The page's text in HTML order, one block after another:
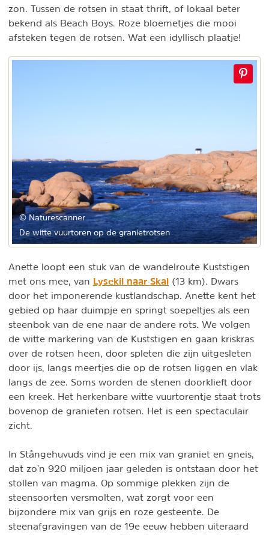
zon. Tussen de rotsen in staat thrift, of lokaal beter
bekend als Beach Boys. Roze bloemetjes die mooi
afsteken tegen de rotsen. Wat een idyllisch plaatje!
© Naturescanner
De witte vuurtoren op de granietrotsen
Anette loopt een stuk van de wandelroute Kuststigen
met ons mee, van Lysekil naar Skal (13 km). Dwars
door het imponerende kustlandschap. Anette kent het
gebied op haar duimpje en springt soepeltjes als een
steenbok van de ene naar de andere rots. We volgen
de witte markering van de Kuststigen en gaan kriskras
over de rotsen heen, door spleten die zijn uitgesleten
door ijs, langs meertjes die op de rotsen liggen en vlak
langs de zee. Soms worden de stenen doorklieft door
een kreek. Het herkenbare witte vuurtorentje staat trots
bovenop de granieten rotsen. Het is een spectaculair
zicht.
In Stångehuvuds vind je een mix van graniet en gneis,
dat zo’n 920 miljoen jaar geleden is ontstaan door het
stollen van magma. Op sommige plekken zijn de
steensoorten versmolten, wat zorgt voor een
bijzondere mix van grijs en roze gesteente. De
steenafgravingen van de 19e eeuw hebben uiteraard